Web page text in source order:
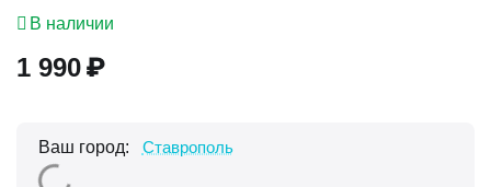
В наличии
1 990₽
Ваш город: Ставрополь